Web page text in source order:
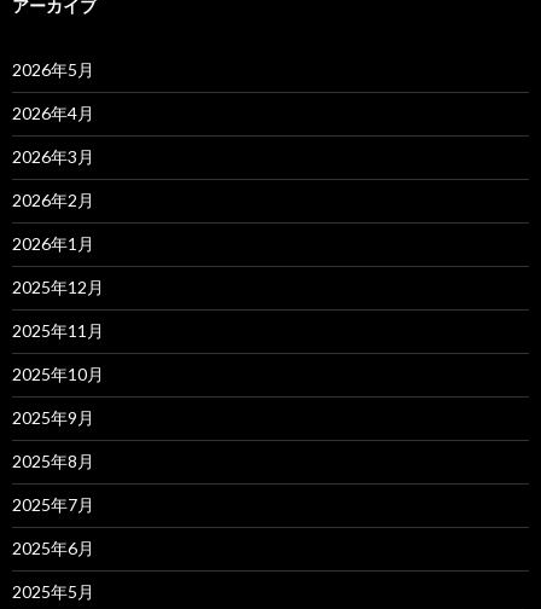
アーカイブ
2026年5月
2026年4月
2026年3月
2026年2月
2026年1月
2025年12月
2025年11月
2025年10月
2025年9月
2025年8月
2025年7月
2025年6月
2025年5月